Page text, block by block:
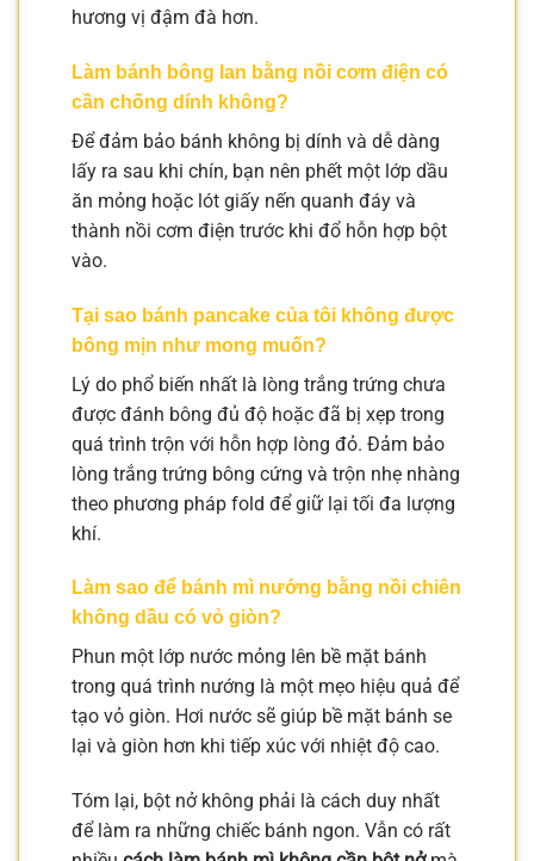
hương vị đậm đà hơn.
Làm bánh bông lan bằng nồi cơm điện có
cần chống dính không?
Để đảm bảo bánh không bị dính và dễ dàng
lấy ra sau khi chín, bạn nên phết một lớp dầu
ăn mỏng hoặc lót giấy nến quanh đáy và
thành nồi cơm điện trước khi đổ hỗn hợp bột
vào.
Tại sao bánh pancake của tôi không được
bông mịn như mong muốn?
Lý do phổ biến nhất là lòng trắng trứng chưa
được đánh bông đủ độ hoặc đã bị xẹp trong
quá trình trộn với hỗn hợp lòng đỏ. Đảm bảo
lòng trắng trứng bông cứng và trộn nhẹ nhàng
theo phương pháp fold để giữ lại tối đa lượng
khí.
Làm sao để bánh mì nướng bằng nồi chiên
không dầu có vỏ giòn?
Phun một lớp nước mỏng lên bề mặt bánh
trong quá trình nướng là một mẹo hiệu quả để
tạo vỏ giòn. Hơi nước sẽ giúp bề mặt bánh se
lại và giòn hơn khi tiếp xúc với nhiệt độ cao.
Tóm lại, bột nở không phải là cách duy nhất
để làm ra những chiếc bánh ngon. Vẫn có rất